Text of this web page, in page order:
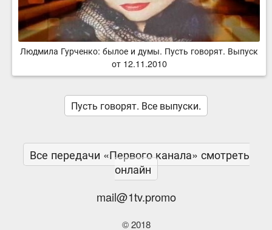
Людмила Гурченко: былое и думы. Пусть говорят. Выпуск
от 12.11.2010
Пусть говорят. Все выпуски.
Все передачи «Первого канала» смотреть
онлайн
mail@1tv.promo
© 2018